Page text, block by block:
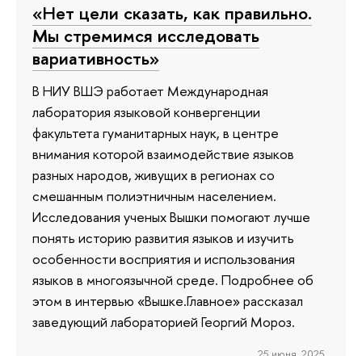
«Нет цели сказать, как правильно.
Мы стремимся исследовать
вариативность»
В НИУ ВШЭ работает Международная
лаборатория языковой конвергенции
факультета гуманитарных наук, в центре
внимания которой взаимодействие языков
разных народов, живущих в регионах со
смешанным полиэтничным населением.
Исследования ученых Вышки помогают лучше
понять историю развития языков и изучить
особенности восприятия и использования
языков в многоязычной среде. Подробнее об
этом в интервью «Вышке.Главное» рассказал
заведующий лабораторией Георгий Мороз.